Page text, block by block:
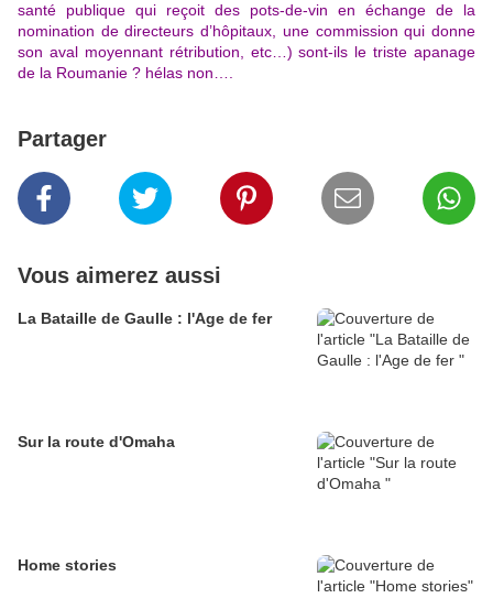
santé publique qui reçoit des pots-de-vin en échange de la
nomination de directeurs d’hôpitaux, une commission qui donne
son aval moyennant rétribution, etc…) sont-ils le triste apanage
de la Roumanie ? hélas non….
Partager
Vous aimerez aussi
La Bataille de Gaulle : l'Age de fer
Sur la route d'Omaha
Home stories